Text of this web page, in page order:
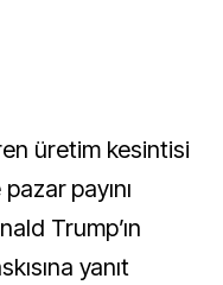
üretim kesintisi
payını
Trump’ın
yanıt